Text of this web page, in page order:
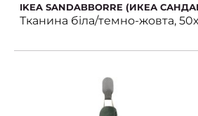
IKEA SANDABBORRE (ИКЕА
Тканина біла/темно-жовта,